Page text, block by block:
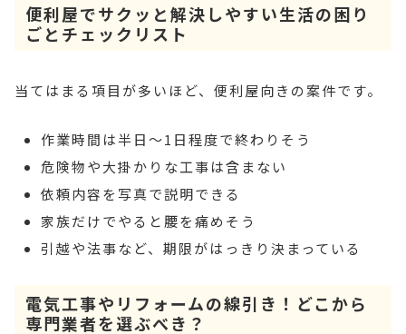
便利屋でサクッと解決しやすい生活の困り
ごとチェックリスト
当てはまる項目が多いほど、便利屋向きの案件です。
作業時間は半日〜1日程度で終わりそう
危険物や大掛かりな工事は含まない
依頼内容を写真で説明できる
家族だけでやると腰を痛めそう
引越や法事など、期限がはっきり決まっている
電気工事やリフォームの線引き！どこから
専門業者を選ぶべき？